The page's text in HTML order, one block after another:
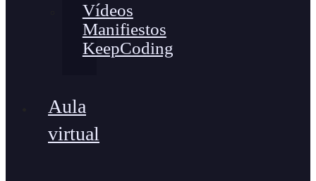
Vídeos
Manifiestos
KeepCoding
Aula
virtual